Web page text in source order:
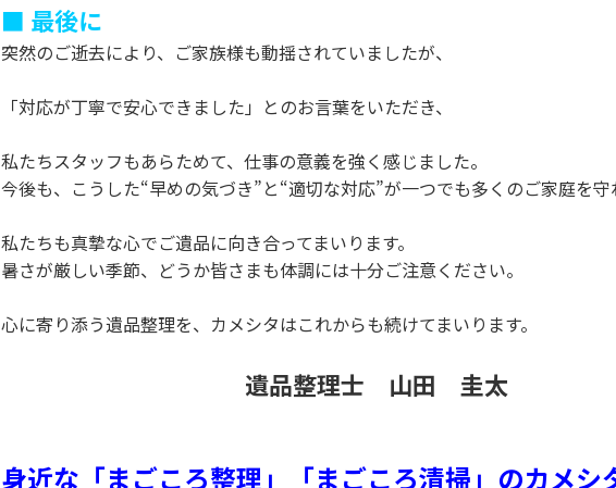
■ 最後に
突然のご逝去により、ご家族様も動揺されていましたが、
「対応が丁寧で安心できました」とのお言葉をいただき、
私たちスタッフもあらためて、仕事の意義を強く感じました。
今後も、こうした“早めの気づき”と“適切な対応”が一つでも多くのご家庭を守
私たちも真摯な心でご遺品に向き合ってまいります。
暑さが厳しい季節、どうか皆さまも体調には十分ご注意ください。
心に寄り添う遺品整理を、カメシタはこれからも続けてまいります。
遺品整理士 山田 圭太
身近な「まごころ整理」「まごころ清掃」のカメシ